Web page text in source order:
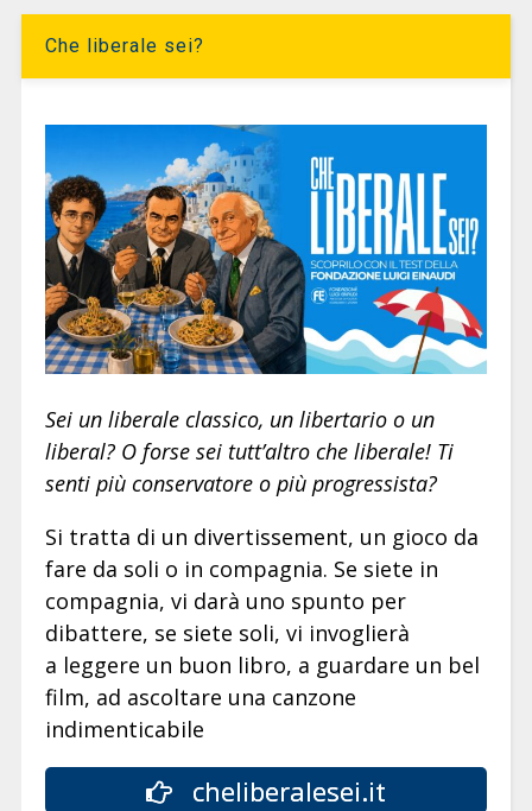
Che liberale sei?
Sei un liberale classico, un libertario o un
liberal? O forse sei tutt’altro che liberale! Ti
senti più conservatore o più progressista?
Si tratta di un divertissement, un gioco da
fare da soli o in compagnia. Se siete in
compagnia, vi darà uno spunto per
dibattere, se siete soli, vi invoglierà
a leggere un buon libro, a guardare un bel
film, ad ascoltare una canzone
indimenticabile
cheliberalesei.it